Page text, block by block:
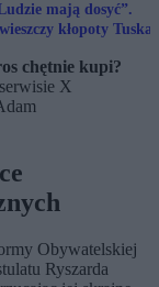
mają dosyć”.
kłopoty Tuska
chętnie kupi?
X
Obywatelskiej
Ryszarda